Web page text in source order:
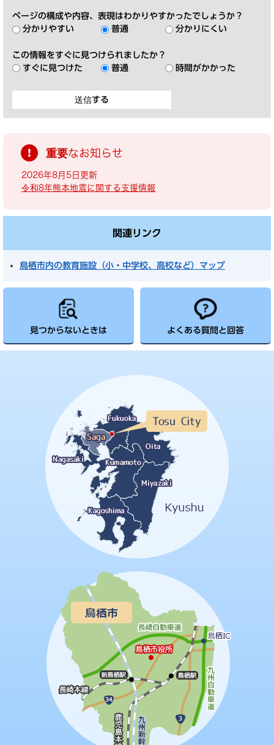
ページの構成や内容、表現はわかりやすかったでしょうか？
分かりやすい
普通 分かりにくい
この情報をすぐに見つけられましたか？
すぐに見つけた
普通 時間がかかった
重要なお知らせ
2026年8月5日更新
令和8年熊本地震に関する支援情報
関連リンク
鳥栖市内の教育施設（小・中学校、高校など）マップ
見つからないときは よくある質問と回答